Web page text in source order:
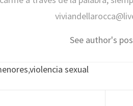
See author's
,violencia sexual